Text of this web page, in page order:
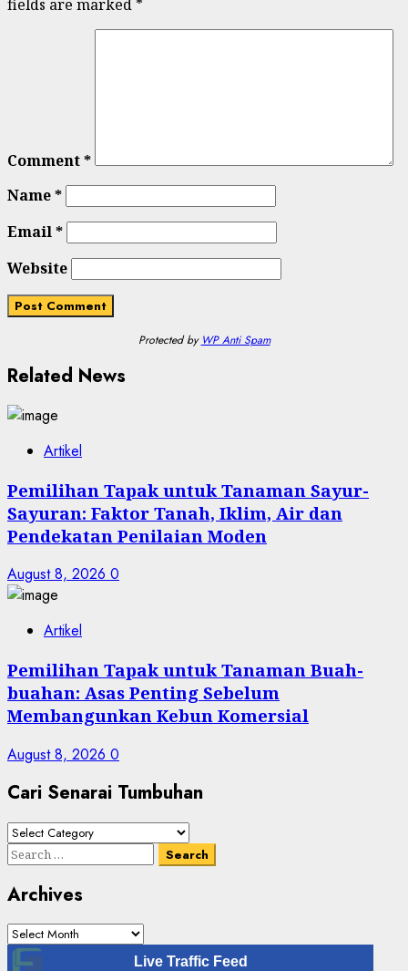
fields are marked *
Comment*
Name*
Email*
Website
Protected by WP Anti Spam
Related News
Artikel
Pemilihan Tapak untuk Tanaman Sayur-
Sayuran: Faktor Tanah, Iklim, Air dan
Pendekatan Penilaian Moden
August 8, 2026 0
Artikel
Pemilihan Tapak untuk Tanaman Buah-
buahan: Asas Penting Sebelum
Membangunkan Kebun Komersial
August 8, 2026 0
Cari Senarai Tumbuhan
Cari
Senarai
Search
Archives
Archives
Live Traffic Feed